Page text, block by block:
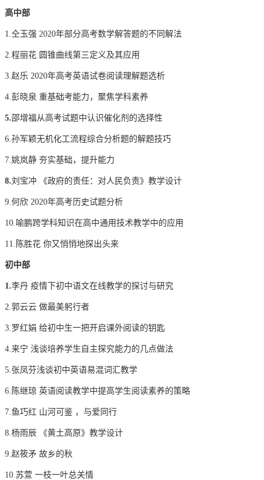
高中部
1.仝玉强 2020年部分高考数学解答题的不同解法
2.程丽花 圆锥曲线第三定义及其应用
3.赵乐 2020年高考英语试卷阅读理解题选析
4.彭晓泉 重基础考能力，聚焦学科素养
5.邵增福从高考试题中认识催化剂的选择性
6.孙军颖无机化工流程综合分析题的解题技巧
7.姚岚静 夯实基础，提升能力
8.刘宝冲 《政府的责任：对人民负责》教学设计
9.何欣 2020年高考历史试题分析
10.喻鹏跨学科知识在高中通用技术教学中的应用
11.陈胜花 你又悄悄地探出头来
初中部
1.李丹 疫情下初中语文在线教学的探讨与研究
2.郭云云 做最美躬行者
3.罗红娟 给初中生一把开启课外阅读的钥匙
4.来宁 浅谈培养学生自主探究能力的几点做法
5.张凤芬浅谈初中英语易混词汇教学
6.陈继琼 英语阅读教学中提高学生阅读素养的策略
7.鱼巧红 山河可鉴 ，与爱同行
8.杨雨辰 《黄土高原》教学设计
9.赵筱矛 故乡的秋
10.苏萱 一枝一叶总关情